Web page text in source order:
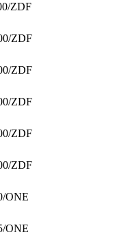
/ZDF
/ZDF
/ZDF
/ZDF
/ZDF
/ZDF
/ONE
/ONE